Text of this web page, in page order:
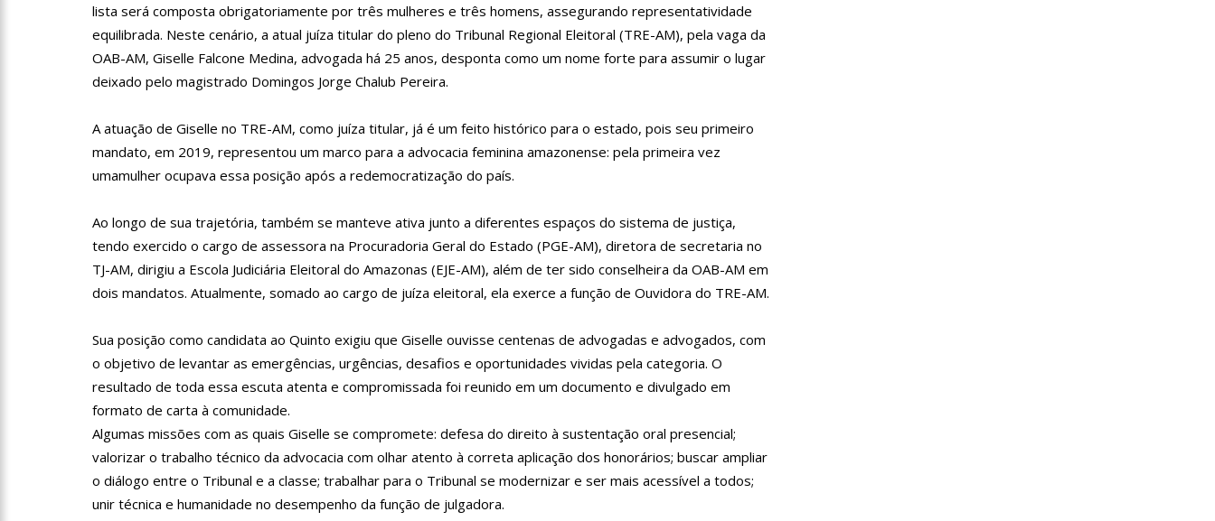
adequado da doença
13:19
Professores do AM entram em greve e cobram reajuste salarial de 25%
13:07 Greve de ônibus é suspensa a pedido do prefeito de Manaus
PIB do Japão registra crescimento pela primeira vez em 3 trimestres
12:49 Anitta diz que ficou dez meses sem sexo e revela como se sentiu
12:37 Agenor Tupinambá fala sobre namoro com Lucas: “Não houve traição”
12:23
14:56 Vídeo: Reação de Ana Clara após não pegar buquê em casamento viraliza: “Filho da
put*! Nojento!”
lista será composta obrigatoriamente por três mulheres e três homens, assegurando representatividade
equilibrada. Neste cenário, a atual juíza titular do pleno do Tribunal Regional Eleitoral (TRE-AM), pela vaga da
OAB-AM, Giselle Falcone Medina, advogada há 25 anos, desponta como um nome forte para assumir o lugar
deixado pelo magistrado Domingos Jorge Chalub Pereira.
A atuação de Giselle no TRE-AM, como juíza titular, já é um feito histórico para o estado, pois seu primeiro
mandato, em 2019, representou um marco para a advocacia feminina amazonense: pela primeira vez
umamulher ocupava essa posição após a redemocratização do país.
Ao longo de sua trajetória, também se manteve ativa junto a diferentes espaços do sistema de justiça,
tendo exercido o cargo de assessora na Procuradoria Geral do Estado (PGE-AM), diretora de secretaria no
TJ-AM, dirigiu a Escola Judiciária Eleitoral do Amazonas (EJE-AM), além de ter sido conselheira da OAB-AM em
dois mandatos. Atualmente, somado ao cargo de juíza eleitoral, ela exerce a função de Ouvidora do TRE-AM.
Sua posição como candidata ao Quinto exigiu que Giselle ouvisse centenas de advogadas e advogados, com
o objetivo de levantar as emergências, urgências, desafios e oportunidades vividas pela categoria. O
resultado de toda essa escuta atenta e compromissada foi reunido em um documento e divulgado em
formato de carta à comunidade.
Algumas missões com as quais Giselle se compromete: defesa do direito à sustentação oral presencial;
valorizar o trabalho técnico da advocacia com olhar atento à correta aplicação dos honorários; buscar ampliar
o diálogo entre o Tribunal e a classe; trabalhar para o Tribunal se modernizar e ser mais acessível a todos;
unir técnica e humanidade no desempenho da função de julgadora.